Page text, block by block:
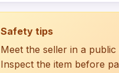
Safety tips
Meet the seller in a public
Inspect the item before